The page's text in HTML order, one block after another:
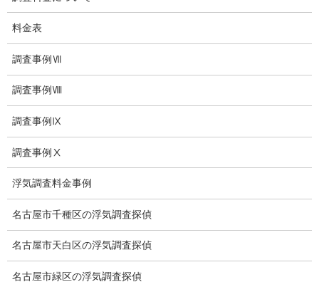
愛知探偵
愛知県探偵
探偵愛知県
愛知調査
盗聴調査名古屋
不倫名古屋愛知
料金表
調査事例Ⅶ
調査事例Ⅷ
調査事例Ⅸ
調査事例Ⅹ
浮気調査料金事例
名古屋市千種区の浮気調査探偵
名古屋市天白区の浮気調査探偵
名古屋市緑区の浮気調査探偵